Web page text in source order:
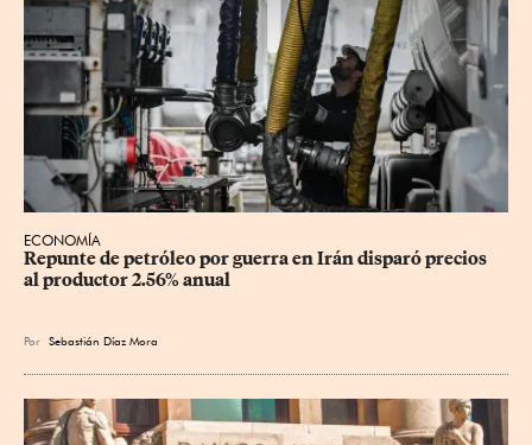
ECONOMÍA
Repunte de petróleo por guerra en Irán disparó precios
al productor 2.56% anual
Por Sebastián Díaz Mora